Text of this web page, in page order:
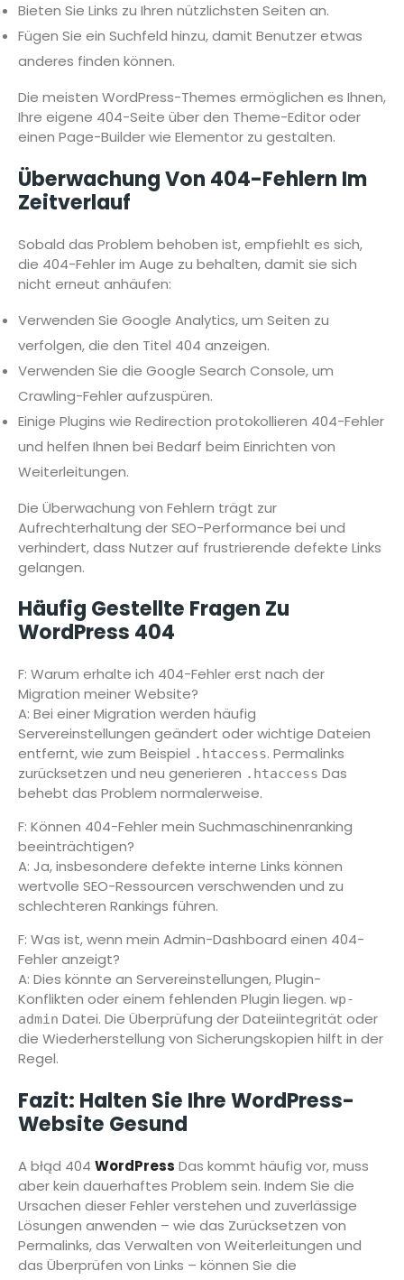
Bieten Sie Links zu Ihren nützlichsten Seiten an.
Fügen Sie ein Suchfeld hinzu, damit Benutzer etwas
anderes finden können.
Die meisten WordPress-Themes ermöglichen es Ihnen,
Ihre eigene 404-Seite über den Theme-Editor oder
einen Page-Builder wie Elementor zu gestalten.
Überwachung Von 404-Fehlern Im
Zeitverlauf
Sobald das Problem behoben ist, empfiehlt es sich,
die 404-Fehler im Auge zu behalten, damit sie sich
nicht erneut anhäufen:
Verwenden Sie Google Analytics, um Seiten zu
verfolgen, die den Titel 404 anzeigen.
Verwenden Sie die Google Search Console, um
Crawling-Fehler aufzuspüren.
Einige Plugins wie Redirection protokollieren 404-Fehler
und helfen Ihnen bei Bedarf beim Einrichten von
Weiterleitungen.
Die Überwachung von Fehlern trägt zur
Aufrechterhaltung der SEO-Performance bei und
verhindert, dass Nutzer auf frustrierende defekte Links
gelangen.
Häufig Gestellte Fragen Zu
WordPress 404
F: Warum erhalte ich 404-Fehler erst nach der
Migration meiner Website?
A: Bei einer Migration werden häufig
Servereinstellungen geändert oder wichtige Dateien
entfernt, wie zum Beispiel .htaccess. Permalinks
zurücksetzen und neu generieren .htaccess Das
behebt das Problem normalerweise.
F: Können 404-Fehler mein Suchmaschinenranking
beeinträchtigen?
A: Ja, insbesondere defekte interne Links können
wertvolle SEO-Ressourcen verschwenden und zu
schlechteren Rankings führen.
F: Was ist, wenn mein Admin-Dashboard einen 404-
Fehler anzeigt?
A: Dies könnte an Servereinstellungen, Plugin-
Konflikten oder einem fehlenden Plugin liegen. wp-
admin Datei. Die Überprüfung der Dateiintegrität oder
die Wiederherstellung von Sicherungskopien hilft in der
Regel.
Fazit: Halten Sie Ihre WordPress-
Website Gesund
A błąd 404 WordPress Das kommt häufig vor, muss
aber kein dauerhaftes Problem sein. Indem Sie die
Ursachen dieser Fehler verstehen und zuverlässige
Lösungen anwenden – wie das Zurücksetzen von
Permalinks, das Verwalten von Weiterleitungen und
das Überprüfen von Links – können Sie die